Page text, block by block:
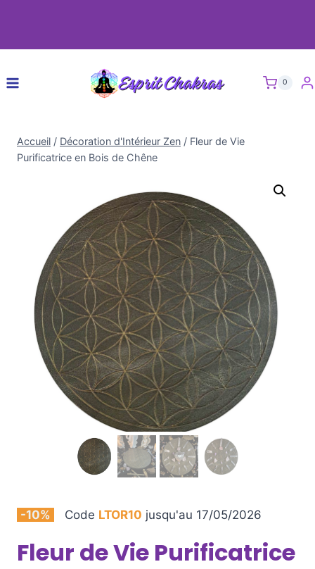
0
Accueil / Décoration d'Intérieur Zen / Fleur de Vie
Purificatrice en Bois de Chêne
-10% Code LTOR10 jusqu'au 17/05/2026
Fleur de Vie Purificatrice